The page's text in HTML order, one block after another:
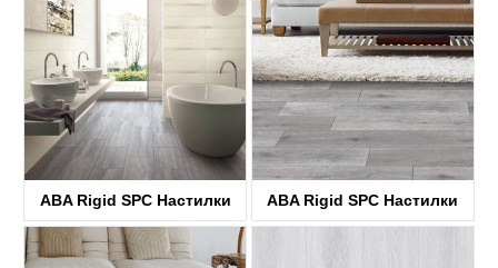
ABA Rigid SPC Настилки
KTV8035
ABA Rigid SPC Настилки